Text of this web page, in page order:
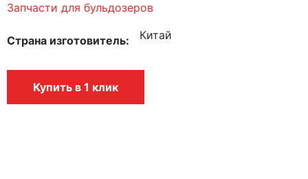
Запчасти для бульдозеров
Страна изготовитель Китай
Купить в 1 клик